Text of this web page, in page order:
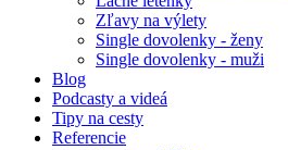
Zľavy na výlety
Single dovolenky - ženy
Single dovolenky - muži
Blog
Podcasty a videá
Tipy na cesty
Referencie